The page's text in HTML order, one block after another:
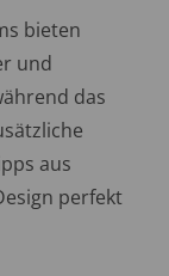
bieten
und
das
aus
perfekt